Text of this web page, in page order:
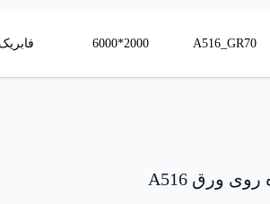
نمودار قیمتی
نمودار قیمتی
A516_GR70
2000*6000 فابریک
روی ورق A516